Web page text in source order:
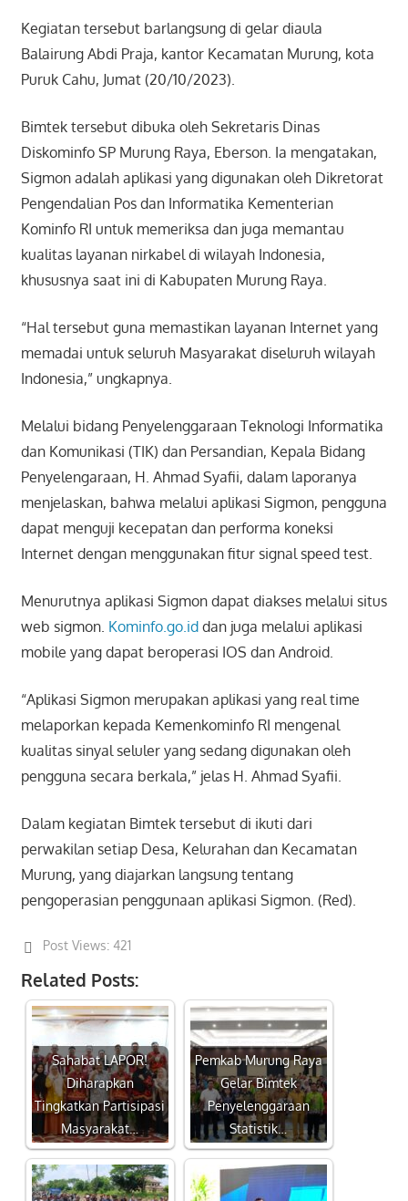
Kegiatan tersebut barlangsung di gelar diaula
Balairung Abdi Praja, kantor Kecamatan Murung, kota
Puruk Cahu, Jumat (20/10/2023).
Bimtek tersebut dibuka oleh Sekretaris Dinas
Diskominfo SP Murung Raya, Eberson. Ia mengatakan,
Sigmon adalah aplikasi yang digunakan oleh Dikretorat
Pengendalian Pos dan Informatika Kementerian
Kominfo RI untuk memeriksa dan juga memantau
kualitas layanan nirkabel di wilayah Indonesia,
khususnya saat ini di Kabupaten Murung Raya.
“Hal tersebut guna memastikan layanan Internet yang
memadai untuk seluruh Masyarakat diseluruh wilayah
Indonesia,” ungkapnya.
Melalui bidang Penyelenggaraan Teknologi Informatika
dan Komunikasi (TIK) dan Persandian, Kepala Bidang
Penyelengaraan, H. Ahmad Syafii, dalam laporanya
menjelaskan, bahwa melalui aplikasi Sigmon, pengguna
dapat menguji kecepatan dan performa koneksi
Internet dengan menggunakan fitur signal speed test.
Menurutnya aplikasi Sigmon dapat diakses melalui situs
web sigmon. Kominfo.go.iddan juga melalui aplikasi
mobile yang dapat beroperasi IOS dan Android.
“Aplikasi Sigmon merupakan aplikasi yang real time
melaporkan kepada Kemenkominfo RI mengenal
kualitas sinyal seluler yang sedang digunakan oleh
pengguna secara berkala,” jelas H. Ahmad Syafii.
Dalam kegiatan Bimtek tersebut di ikuti dari
perwakilan setiap Desa, Kelurahan dan Kecamatan
Murung, yang diajarkan langsung tentang
pengoperasian penggunaan aplikasi Sigmon. (Red).
Post Views: 421
Related Posts:
Sahabat LAPOR!
Diharapkan
Tingkatkan Partisipasi
Masyarakat…
Pemkab Murung Raya
Gelar Bimtek
Penyelenggaraan
Statistik…